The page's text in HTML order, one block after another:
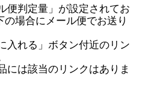
便判定量」が設定されてお
場合にメール便でお送り
入れる」ボタン付近のリン
は該当のリンクはありま